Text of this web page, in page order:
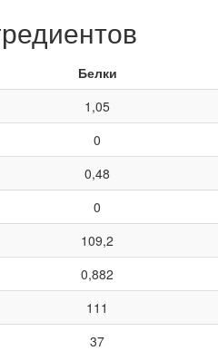
Белки
1,05
0
0,48
0
109,2
0,882
111
37